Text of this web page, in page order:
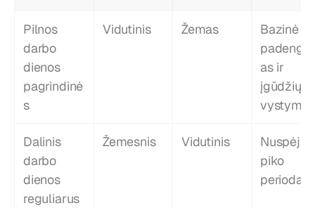
Pilnos
darbo
dienos
pagrindinė
s
Vidutinis Žemas
Bazinė
as ir
įgūdžių
vystymas
Dalinis
darbo
dienos
reguliarus
Žemesnis Vidutinis
piko
periodai